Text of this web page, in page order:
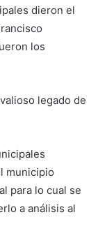
dieron el
los
legado de
municipio
para lo cual se
a análisis al